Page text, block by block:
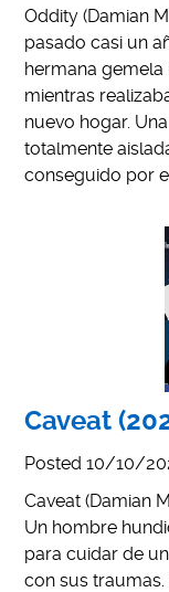
Oddity (Damian
pasado casi un
hermana gemela
mientras
nuevo hogar.
totalmente
conseguido por
Caveat
Posted10/10/
Caveat (Damian
Un hombre
para cuidar de
con sus